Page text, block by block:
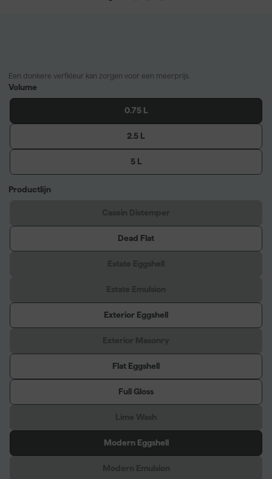
Een donkere verfkleur kan zorgen voor een meerprijs.
Volume
0.75 L
2.5 L
5 L
Productlijn
Dead Flat
Exterior Eggshell
Flat Eggshell
Full Gloss
Modern Eggshell